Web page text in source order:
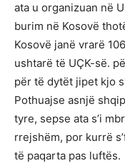
ata u organizuan në
burim në Kosovë
Kosovë janë vrarë
ushtarë të UÇK-së.
për të dytët jipet kjo
Pothuajse asnjë
tyre, sepse ata s’i
rrejshëm, por kurrë
të paqarta pas luftës.